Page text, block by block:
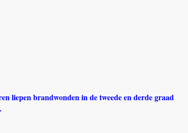
liepen brandwonden in de tweede en derde graad